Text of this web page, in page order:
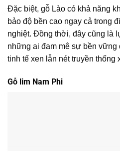
Đặc biệt, gỗ Lào có khả năng
bảo độ bền cao ngay cả trong
nghiệt. Đồng thời, đây cũng là
những ai đam mê sự bền vững
tinh tế xen lẫn nét truyền thống
Gỗ lim Nam Phi